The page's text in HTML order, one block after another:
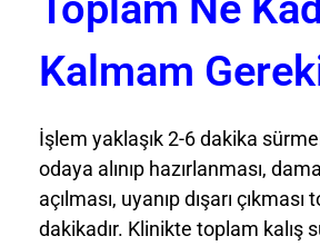
Kalmam
İşlem yaklaşık 2-6 dakika
odaya alınıp hazırlanması,
açılması, uyanıp dışarı
dakikadır. Klinikte toplam kalış